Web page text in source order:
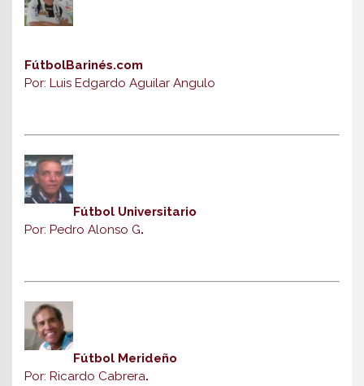
FútbolBarinés.com
Por: Luis Edgardo Aguilar Angulo
Fútbol Universitario
Por: Pedro Alonso G.
Fútbol Merideño
Por: Ricardo Cabrera.